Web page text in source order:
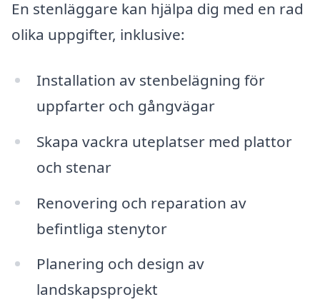
En stenläggare kan hjälpa dig med en rad
olika uppgifter, inklusive:
Installation av stenbelägning för
uppfarter och gångvägar
Skapa vackra uteplatser med plattor
och stenar
Renovering och reparation av
befintliga stenytor
Planering och design av
landskapsprojekt